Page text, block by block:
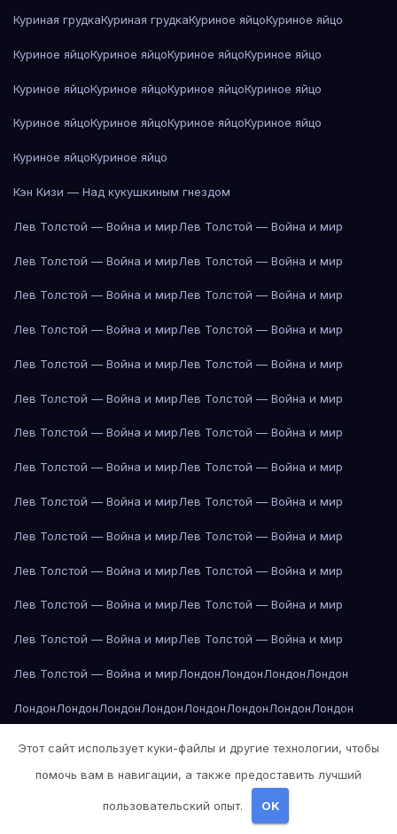
Куриная грудкаКуриная грудкаКуриное яйцоКуриное яйцо
Куриное яйцоКуриное яйцоКуриное яйцоКуриное яйцо
Куриное яйцоКуриное яйцоКуриное яйцоКуриное яйцо
Куриное яйцоКуриное яйцоКуриное яйцоКуриное яйцо
Куриное яйцоКуриное яйцо
Кэн Кизи — Над кукушкиным гнездом
Лев Толстой — Война и мирЛев Толстой — Война и мир
Лев Толстой — Война и мирЛев Толстой — Война и мир
Лев Толстой — Война и мирЛев Толстой — Война и мир
Лев Толстой — Война и мирЛев Толстой — Война и мир
Лев Толстой — Война и мирЛев Толстой — Война и мир
Лев Толстой — Война и мирЛев Толстой — Война и мир
Лев Толстой — Война и мирЛев Толстой — Война и мир
Лев Толстой — Война и мирЛев Толстой — Война и мир
Лев Толстой — Война и мирЛев Толстой — Война и мир
Лев Толстой — Война и мирЛев Толстой — Война и мир
Лев Толстой — Война и мирЛев Толстой — Война и мир
Лев Толстой — Война и мирЛев Толстой — Война и мир
Лев Толстой — Война и мирЛев Толстой — Война и мир
Лев Толстой — Война и мирЛондонЛондонЛондонЛондон
ЛондонЛондонЛондонЛондонЛондонЛондонЛондонЛондон
Лондон Лондон Лос-Анджелес Лос-Анджелес
Лос-АнджелесЛос-АнджелесЛос-АнджелесЛос-Анджелес
Лос-АнджелесЛос-АнджелесЛос-Анджелес
Этот сайт использует куки-файлы и другие технологии, чтобы
помочь вам в навигации, а также предоставить лучший
пользовательский опыт. OK